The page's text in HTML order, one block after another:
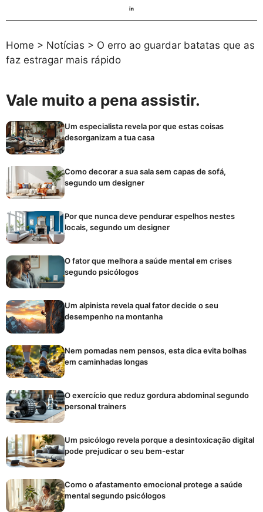
Home > Notícias > O erro ao guardar batatas que as
faz estragar mais rápido
Vale muito a pena assistir.
Um especialista revela por que estas coisas
desorganizam a tua casa
Como decorar a sua sala sem capas de sofá,
segundo um designer
Por que nunca deve pendurar espelhos nestes
locais, segundo um designer
O fator que melhora a saúde mental em crises
segundo psicólogos
Um alpinista revela qual fator decide o seu
desempenho na montanha
Nem pomadas nem pensos, esta dica evita bolhas
em caminhadas longas
O exercício que reduz gordura abdominal segundo
personal trainers
Um psicólogo revela porque a desintoxicação digital
pode prejudicar o seu bem-estar
Como o afastamento emocional protege a saúde
mental segundo psicólogos